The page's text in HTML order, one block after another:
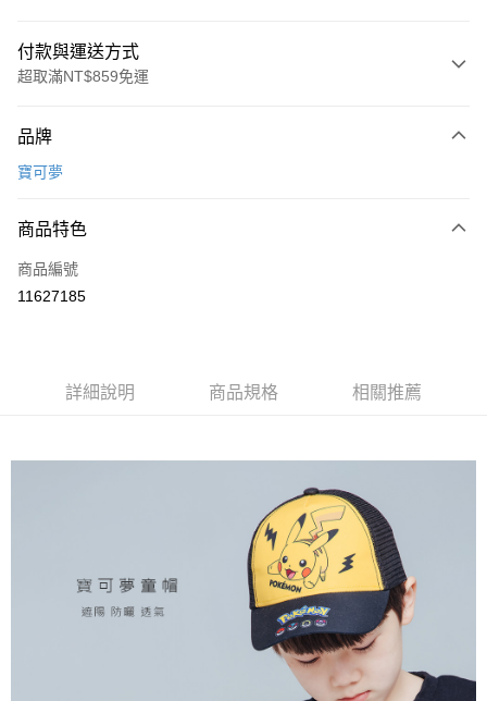
付款與運送方式
超取滿NT$859免運
信用卡一次付款
LINE Pay
Apple Pay
ATM付款
每筆NT$80，滿NT$899(含以上)免運費
每筆NT$80，滿NT$859(含以上)免運費
7-11取貨付款
每筆NT$80，滿NT$899(含以上)免運費
品牌
寶可夢
商品特色
商品編號
11627185
詳細說明 商品規格 相關推薦